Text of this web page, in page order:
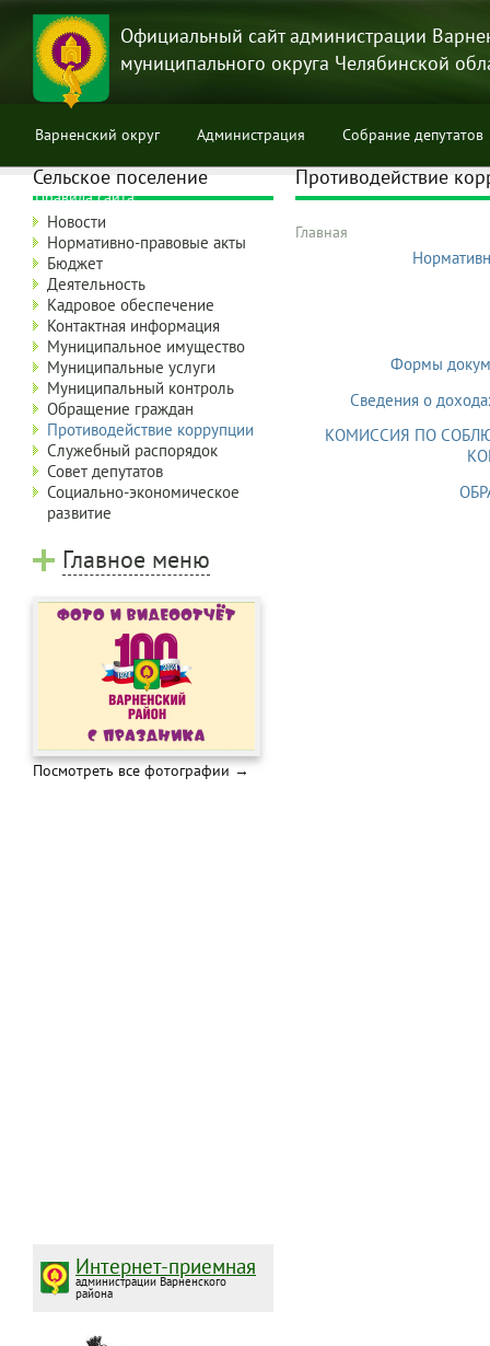
Перейти
основному
содержанию
Официальный сайт администрации
муниципального округа Челябинской
Варненский округ Администрация Собрание депутатов
Правила сайта
Противодействие
Главная
Формы
Сведения о
КОМИССИЯ ПО
Сельское поселение
Новости
Нормативно-правовые акты
Бюджет
Деятельность
Кадровое обеспечение
Контактная информация
Муниципальное имущество
Муниципальные услуги
Муниципальный контроль
Обращение граждан
Противодействие коррупции
Служебный распорядок
Совет депутатов
Социально-экономическое
развитие
Главное меню
Посмотреть все фотографии →
Интернет-приемная
администрации Варненского
района